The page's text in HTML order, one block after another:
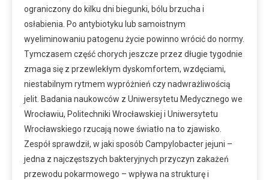
ograniczony do kilku dni biegunki, bólu brzucha i
osłabienia. Po antybiotyku lub samoistnym
wyeliminowaniu patogenu życie powinno wrócić do normy.
Tymczasem część chorych jeszcze przez długie tygodnie
zmaga się z przewlekłym dyskomfortem, wzdęciami,
niestabilnym rytmem wypróżnień czy nadwrażliwością
jelit. Badania naukowców z Uniwersytetu Medycznego we
Wrocławiu, Politechniki Wrocławskiej i Uniwersytetu
Wrocławskiego rzucają nowe światło na to zjawisko.
Zespół sprawdził, w jaki sposób Campylobacter jejuni –
jedna z najczęstszych bakteryjnych przyczyn zakażeń
przewodu pokarmowego – wpływa na strukturę i